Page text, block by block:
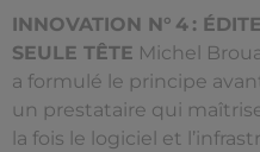
INNOVATION N° 4 :
SEULE TÊTE Michel
a formulé le principe
un prestataire qui
la fois le logiciel et